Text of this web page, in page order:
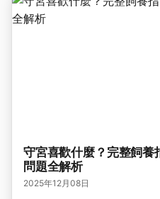
守宮喜歡什麼？完整飼養
問題全解析
2025年12月08日